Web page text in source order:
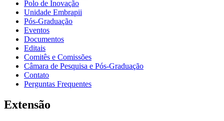
Polo de Inovação
Unidade Embrapii
Pós-Graduação
Eventos
Documentos
Editais
Comitês e Comissões
Câmara de Pesquisa e Pós-Graduação
Contato
Perguntas Frequentes
Extensão